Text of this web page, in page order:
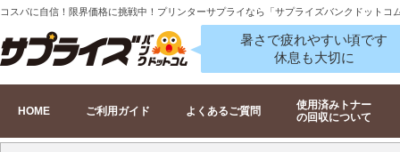
コスパに自信！限界価格に挑戦中！プリンターサプライなら「サプライズバンクドットコ
暑さで疲れやすい頃です
休息も大切に
HOME ご利用ガイド よくあるご質問
使用済みトナー
の回収について